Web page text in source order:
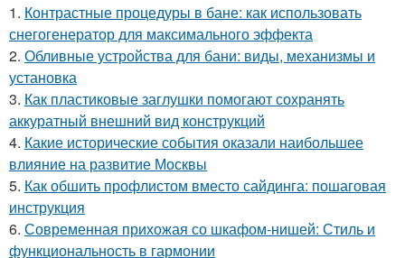
1. Контрастные процедуры в бане: как использовать
снегогенератор для максимального эффекта
2. Обливные устройства для бани: виды, механизмы и
установка
3. Как пластиковые заглушки помогают сохранять
аккуратный внешний вид конструкций
4. Какие исторические события оказали наибольшее
влияние на развитие Москвы
5. Как обшить профлистом вместо сайдинга: пошаговая
инструкция
6. Современная прихожая со шкафом-нишей: Стиль и
функциональность в гармонии